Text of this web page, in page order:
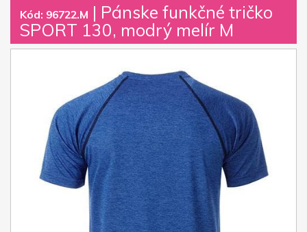
Kód: 96722.M | Pánske funkčné tričko
SPORT 130, modrý melír M